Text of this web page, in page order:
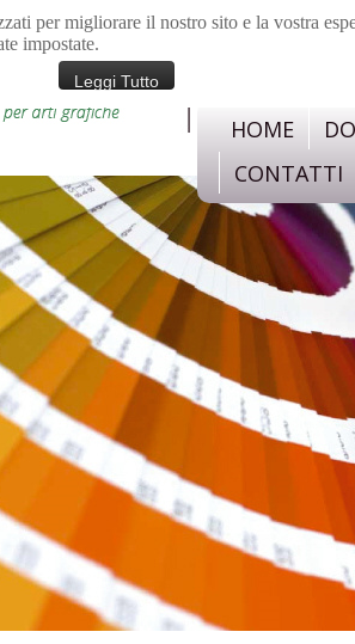
per migliorare il nostro sito e la vostra
impostate.
Leggi Tutto
HOME
CONTATTI